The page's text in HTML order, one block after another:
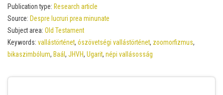
Publication type: Research article
Source: Despre lucruri prea minunate
Subject area: Old Testament
Keywords: vallástörténet, ószövetségi vallástörténet, zoomorfizmus,
bikaszimbólum, Baál, JHVH, Ugarit, népi vallásosság